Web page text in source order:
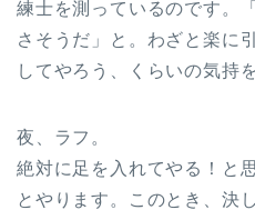
練士を測っているのです。
さそうだ」と。わざと楽に
してやろう、くらいの気持
夜、ラフ。
絶対に足を入れてやる！と
とやります。このとき、決